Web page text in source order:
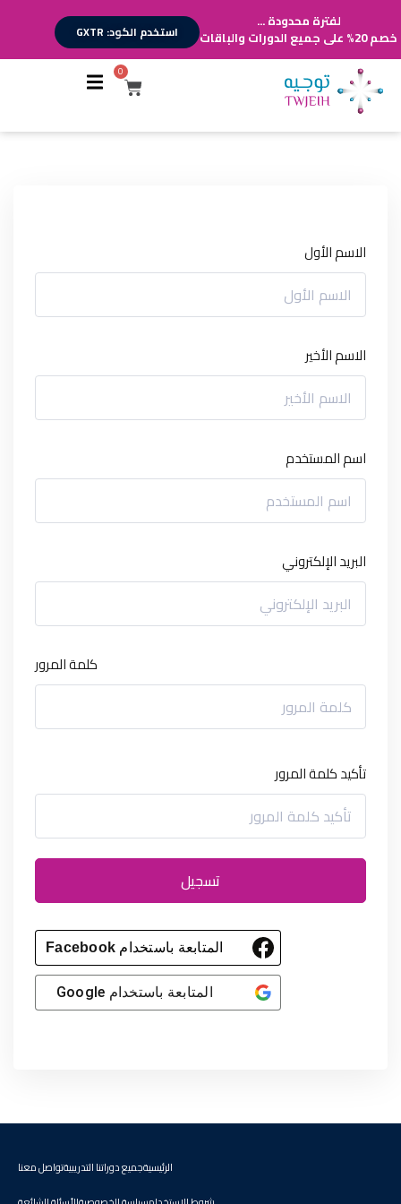
لفترة محدودة ...
خصم 20% على جميع الدورات والباقات استخدم الكود: GXTR
0
أقسام الدورات
تسجيل الدخول
الاسم الأول
الاسم الأخير
اسم المستخدم
البريد الإلكتروني
كلمة المرور
تأكيد كلمة المرور
تسجيل
المتابعة باستخدام Facebook
المتابعة باستخدام Google
الرئيسيةجميع دوراتنا التدريبيةتواصل معنا